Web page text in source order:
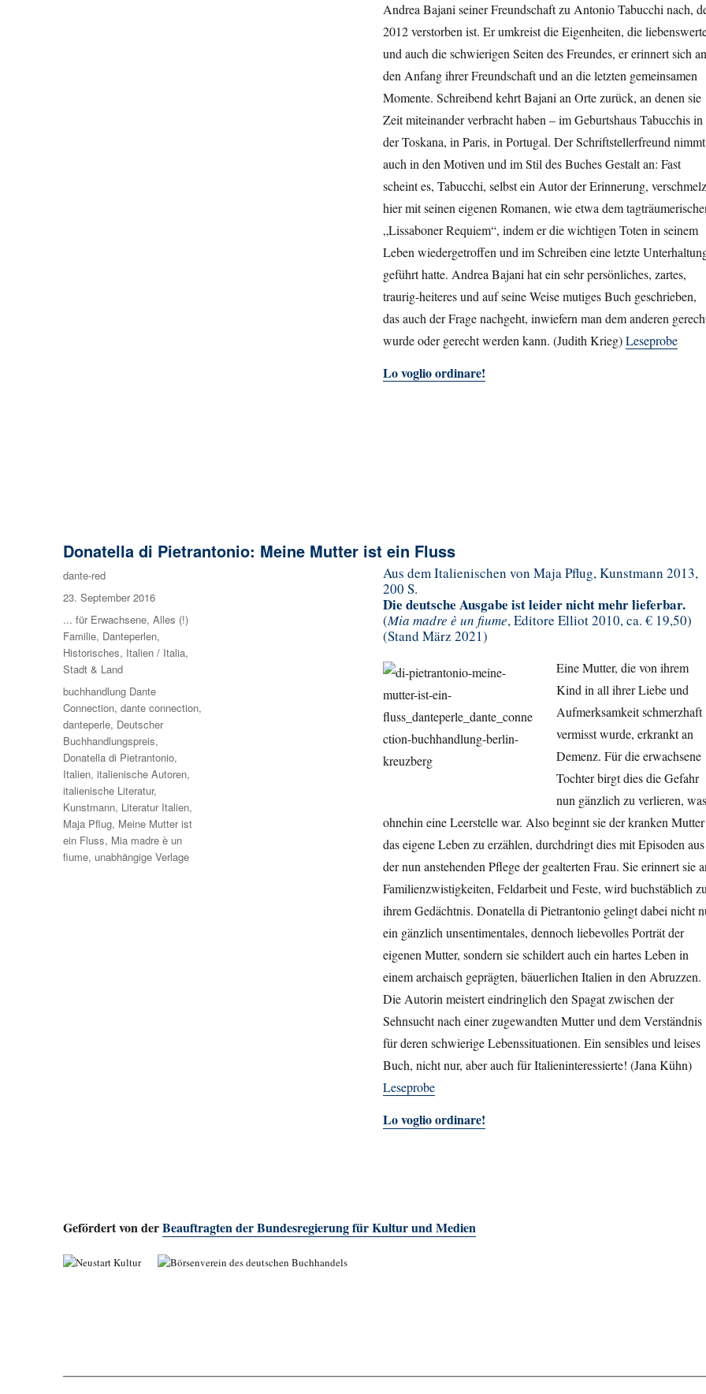
Andrea Bajani seiner Freundschaft zu Antonio Tabucchi nach,
2012 verstorben ist. Er umkreist die Eigenheiten, die
und auch die schwierigen Seiten des Freundes, er erinnert sich an
den Anfang ihrer Freundschaft und an die letzten gemeinsamen
Momente. Schreibend kehrt Bajani an Orte zurück, an denen sie
Zeit miteinander verbracht haben – im Geburtshaus Tabucchis in
der Toskana, in Paris, in Portugal. Der Schriftstellerfreund nimmt
auch in den Motiven und im Stil des Buches Gestalt an: Fast
scheint es, Tabucchi, selbst ein Autor der Erinnerung,
hier mit seinen eigenen Romanen, wie etwa dem
„Lissaboner Requiem“, indem er die wichtigen Toten in seinem
Leben wiedergetroffen und im Schreiben eine letzte
geführt hatte. Andrea Bajani hat ein sehr persönliches, zartes,
traurig-heiteres und auf seine Weise mutiges Buch geschrieben,
das auch der Frage nachgeht, inwiefern man dem anderen
wurde oder gerecht werden kann. (Judith Krieg)Leseprobe
Lo voglio ordinare!
Donatella di Pietrantonio: Meine Mutter ist ein Fluss
Aus dem Italienischen von Maja Pflug, Kunstmann 2013,
200 S.
Die deutsche Ausgabe ist leider nicht mehr lieferbar.
(Mia madre è un fiume, Editore Elliot 2010, ca. € 19,50)
(Stand März 2021)
Eine Mutter, die von ihrem
Kind in all ihrer Liebe und
Aufmerksamkeit schmerzhaft
vermisst wurde, erkrankt an
Demenz. Für die erwachsene
Tochter birgt dies die Gefahr
nun gänzlich zu verlieren, was
ohnehin eine Leerstelle war. Also beginnt sie der kranken Mutter
das eigene Leben zu erzählen, durchdringt dies mit Episoden aus
der nun anstehenden Pflege der gealterten Frau. Sie erinnert sie
Familienzwistigkeiten, Feldarbeit und Feste, wird buchstäblich
ihrem Gedächtnis. Donatella di Pietrantonio gelingt dabei nicht
ein gänzlich unsentimentales, dennoch liebevolles Porträt der
eigenen Mutter, sondern sie schildert auch ein hartes Leben in
einem archaisch geprägten, bäuerlichen Italien in den Abruzzen.
Die Autorin meistert eindringlich den Spagat zwischen der
Sehnsucht nach einer zugewandten Mutter und dem Verständnis
für deren schwierige Lebenssituationen. Ein sensibles und leises
Buch, nicht nur, aber auch für Italieninteressierte! (Jana Kühn)
Leseprobe
Lo voglio ordinare!
Autor
dante-red
Veröffentlicht
am
23. September 2016
Kategorien
... für Erwachsene,Alles (!)
Familie, Danteperlen,
Historisches, Italien / Italia,
Stadt & Land
Schlagwörter
buchhandlung Dante
Connection,dante connection,
danteperle, Deutscher
Buchhandlungspreis,
Donatella di Pietrantonio,
Italien,italienische Autoren,
italienische Literatur,
Kunstmann, Literatur Italien,
Maja Pflug, Meine Mutter ist
ein Fluss, Mia madre è un
fiume, unabhängige Verlage
Gefördert von derBeauftragten der Bundesregierung für Kultur und Medien